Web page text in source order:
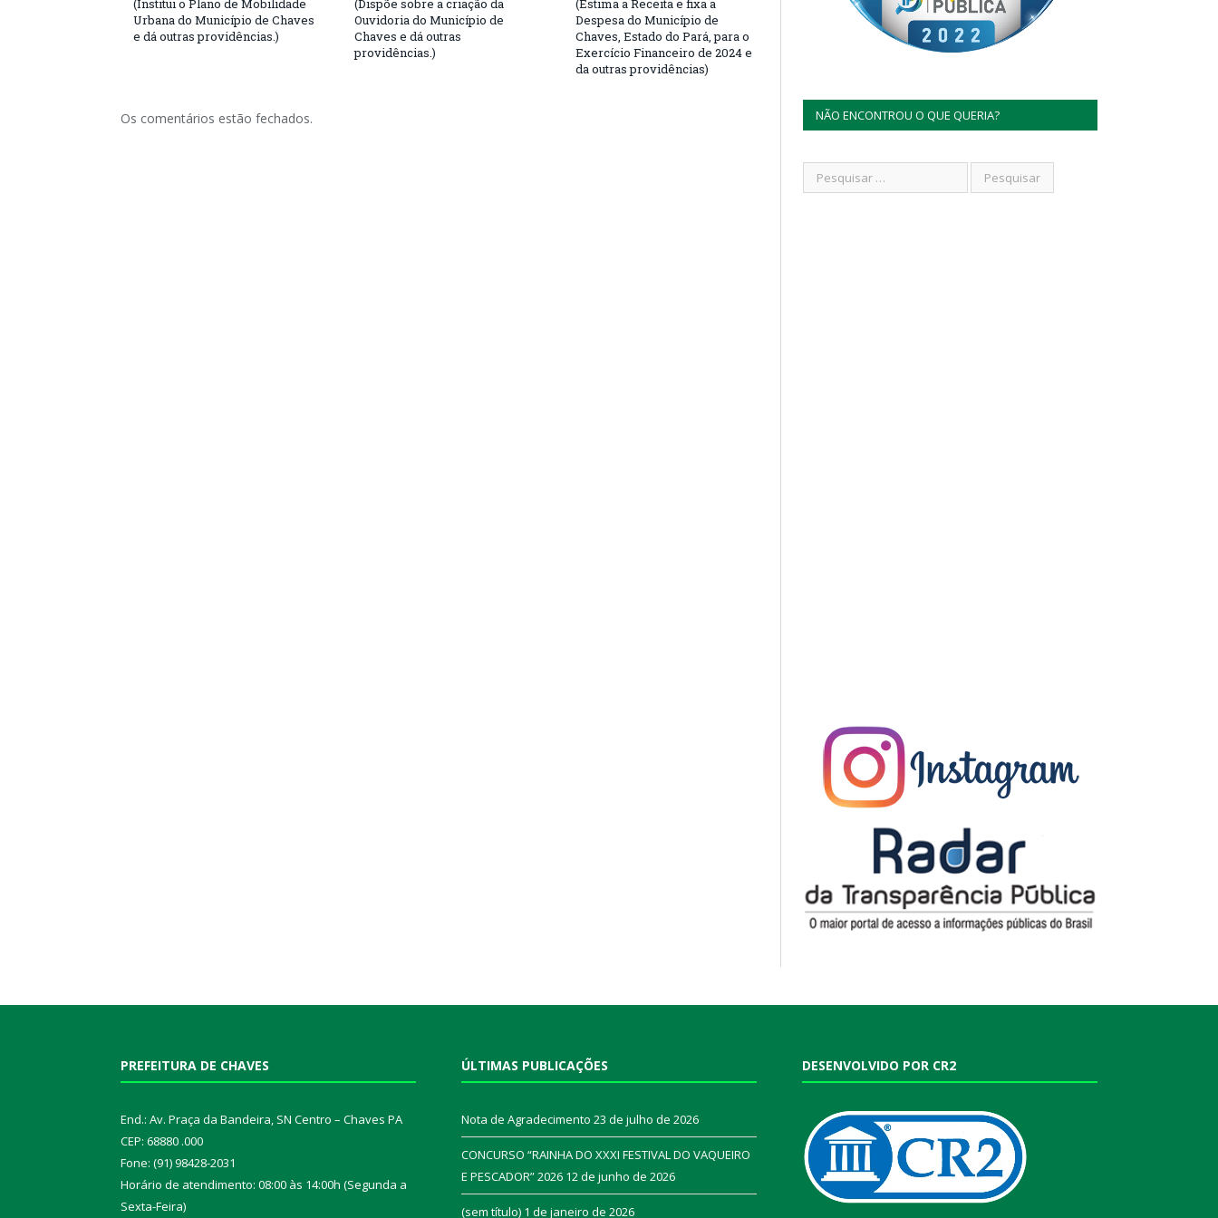
(Institui o Plano de Mobilidade
Urbana do Município de Chaves
e dá outras providências.)
(Dispõe sobre a criação da
Ouvidoria do Município de
Chaves e dá outras
providências.)
(Estima a Receita e fixa a
Despesa do Município de
Chaves, Estado do Pará, para o
Exercício Financeiro de 2024 e
da outras providências)
Os comentários estão fechados. NÃO ENCONTROU O QUE QUERIA?
PREFEITURA DE CHAVES
End.: Av. Praça da Bandeira, SN Centro – Chaves PA
CEP: 68880 .000
Fone: (91) 98428-2031
Horário de atendimento: 08:00 às 14:00h (Segunda a
Sexta-Feira)
ÚLTIMAS PUBLICAÇÕES
Nota de Agradecimento 23 de julho de 2026
CONCURSO “RAINHA DO XXXI FESTIVAL DO VAQUEIRO
E PESCADOR” 2026 12 de junho de 2026
(sem título) 1 de janeiro de 2026
DESENVOLVIDO POR CR2